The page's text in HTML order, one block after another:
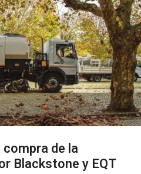
de la
Blackstone y EQT